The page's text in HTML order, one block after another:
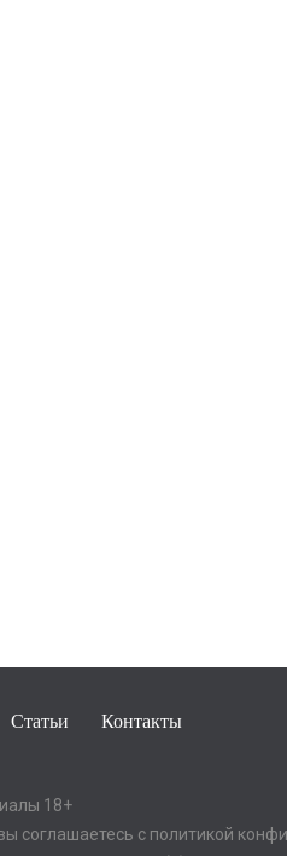
Статьи Контакты
18+
соглашаетесь с политикой